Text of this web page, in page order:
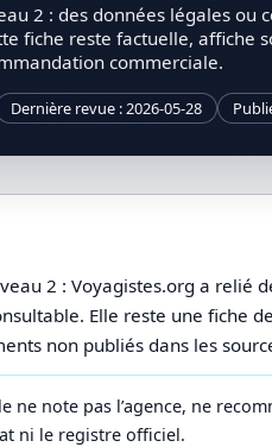
2 : des données légales ou
fiche reste factuelle, affiche
commerciale.
Dernière revue : 2026-05-28
2 : Voyagistes.org a relié
Elle reste une fiche
non publiés dans les
ne note pas l’agence, ne
ni le registre officiel.